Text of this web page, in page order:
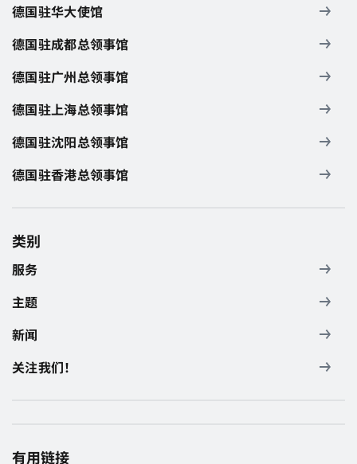
德国驻华大使馆
德国驻成都总领事馆
德国驻广州总领事馆
德国驻上海总领事馆
德国驻沈阳总领事馆
德国驻香港总领事馆
类别
服务
主题
新闻
关注我们！
有用链接